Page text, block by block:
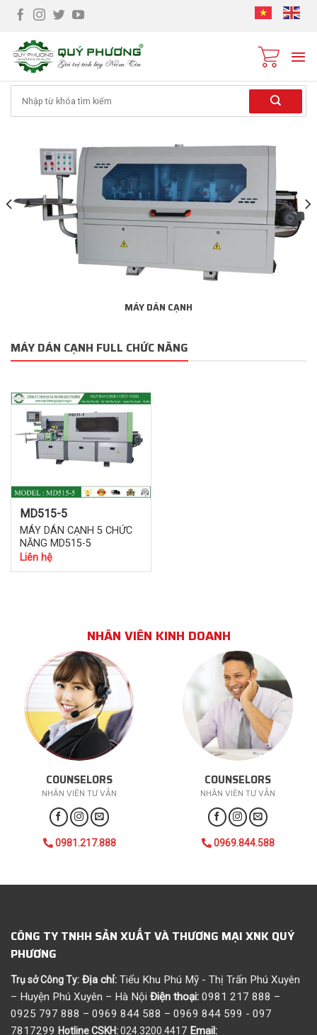
content
MÁY DÁN CẠNH
MÁY DÁN CẠNH FULL CHỨC NĂNG
MD515-5
MÁY DÁN CẠNH 5 CHỨC
NĂNG MD515-5
Liên hệ
NHÂN VIÊN KINH DOANH
COUNSELORS
NHÂN VIÊN TƯ VẤN
0981.217.888
COUNSELORS
NHÂN VIÊN TƯ VẤN
0969.844.588
CÔNG TY TNHH SẢN XUẤT VÀ THƯƠNG MẠI XNK QUÝ
PHƯƠNG
Trụ sở Công Ty: Địa chỉ: Tiểu Khu Phú Mỹ - Thị Trấn Phú Xuyên
– Huyện Phú Xuyên – Hà Nội Điện thoại: 0981 217 888 –
0925 797 888 – 0969 844 588 – 0969 844 599 - 097
7817299 Hotline CSKH:024.3200.4417 Email: